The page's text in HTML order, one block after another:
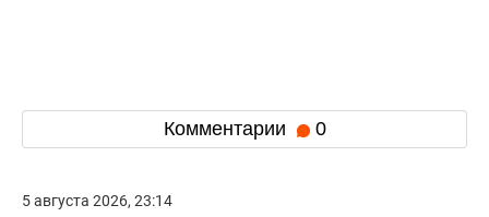
Комментарии 0
5 августа 2026, 23:14